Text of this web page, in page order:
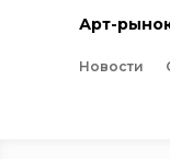
Арт-
Новости